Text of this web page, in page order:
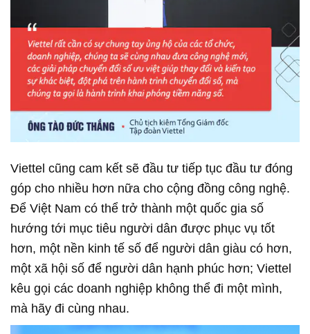
Viettel cũng cam kết sẽ đầu tư tiếp tục đầu tư đóng
góp cho nhiều hơn nữa cho cộng đồng công nghệ.
Để Việt Nam có thể trở thành một quốc gia số
hướng tới mục tiêu người dân được phục vụ tốt
hơn, một nền kinh tế số để người dân giàu có hơn,
một xã hội số để người dân hạnh phúc hơn; Viettel
kêu gọi các doanh nghiệp không thể đi một mình,
mà hãy đi cùng nhau.